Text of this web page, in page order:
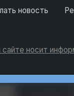
новость
сайте носит